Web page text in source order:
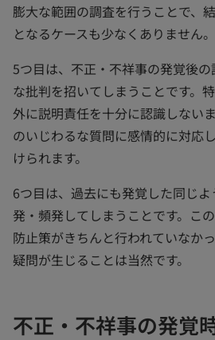
膨大な範囲の調査を行うことで、
となるケースも少なくありません。
5つ目は、不正・不祥事の発覚後
な批判を招いてしまうことです。
外に説明責任を十分に認識しない
のいじわるな質問に感情的に対応
けられます。
6つ目は、過去にも発覚した同じ
発・頻発してしまうことです。こ
防止策がきちんと行われていなか
疑問が生じることは当然です。
不正・不祥事の発覚